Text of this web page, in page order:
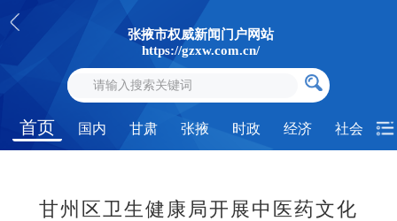
张掖市权威新闻门户网站
https://gzxw.com.cn/
首页 国内 甘肃 张掖 时政 经济 社会
甘州区卫生健康局开展中医药文化